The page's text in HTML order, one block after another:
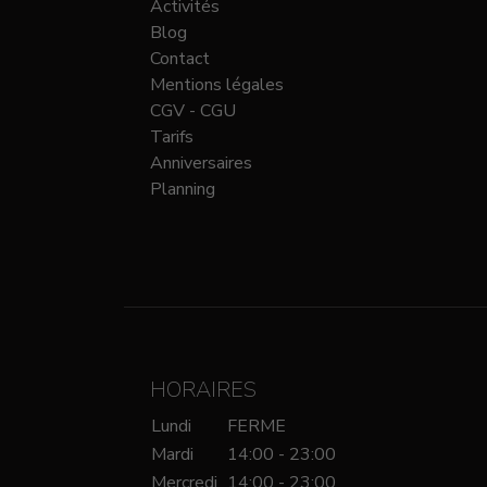
Activités
Blog
Contact
Mentions légales
CGV - CGU
Tarifs
Anniversaires
Planning
HORAIRES
Lundi
FERME
Mardi
14:00 - 23:00